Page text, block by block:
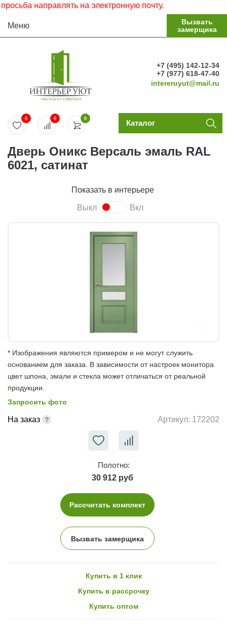
направлять на электронную почту.
Меню
Вызвать
замерщика
+7 (495) 142-12-34
+7 (977) 618-47-40
intereruyut@mail.ru
0
0 0 Каталог
Дверь Оникс Версаль эмаль RAL
6021, сатинат
Показать в интерьере
Выкл Вкл
* Изображения являются примером и не могут служить
основанием для заказа. В зависимости от настроек монитора
цвет шпона, эмали и стекла может отличаться от реальной
продукции.
Запросить фото
На заказ Артикул: 172202
Полотно:
30 912 руб
Рассчитать комплект
Вызвать замерщика
Купить в 1 клик
Купить в рассрочку
Купить оптом